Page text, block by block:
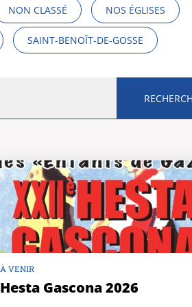
NON CLASSÉ NOS ÉGLISES
SAINT-BENOÎT-DE-GOSSE
À VENIR
Hesta Gascona 2026